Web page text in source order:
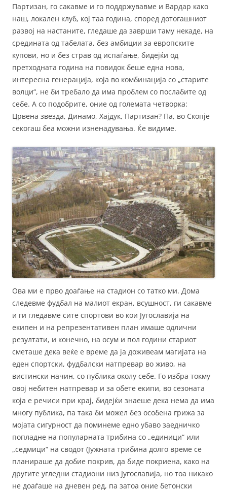
Партизан, го сакавме и го поддржувавме и Вардар како
наш, локален клуб, кој таа година, според дотогашниот
развој на настаните, гледаше да заврши таму некаде, на
средината од табелата, без амбиции за европските
купови, но и без страв од испаѓање, бидејќи од
претходната година на повидок беше една нова,
интересна генерација, која во комбинација со „старите
волци“, не би требало да има проблем со послабите од
себе. А со подобрите, оние од големата четворка:
Црвена звезда, Динамо, Хајдук, Партизан? Па, во Скопје
секогаш беа можни изненадувања. Ќе видиме.
Ова ми е прво доаѓање на стадион со татко ми. Дома
следевме фудбал на малиот екран, всушност, ги сакавме
и ги гледавме сите спортови во кои Југославија на
екипен и на репрезентативен план имаше одлични
резултати, и конечно, на осум и пол години стариот
сметаше дека веќе е време да ја доживеам магијата на
еден спортски, фудбалски натпревар во живо, на
вистински начин, со публика околу себе. Го избра токму
овој небитен натпревар и за обете екипи, во сезоната
која е речиси при крај, бидејќи знаеше дека нема да има
многу публика, па така би можел без особена грижа за
мојата сигурност да поминеме едно убаво заедничко
попладне на популарната трибина со „единици“ или
„седмици“ на сводот (Јужната трибина долго време се
планираше да добие покрив, да биде покриена, како на
другите угледни стадиони низ Југославија, но тоа никако
не доаѓаше на дневен ред, па затоа оние бетонски